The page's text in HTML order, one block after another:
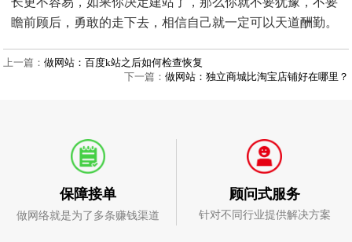
瞻前顾后，勇敢的走下去，相信自己就一定可以天道酬勤。
上一篇：做网站：百度k站之后如何检查恢复
下一篇： 做网站：独立商城比淘宝店铺好在哪里？
保障接单
做网络就是为了多条赚钱渠道
顾问式服务
针对不同行业提供解决方案